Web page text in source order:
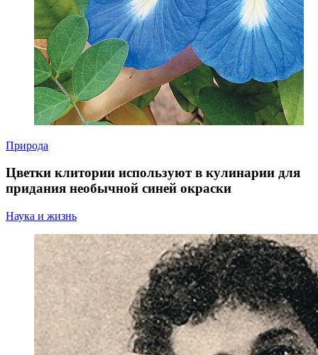
Природа
Цветки клитории используют в кулинарии для
придания необычной синей окраски
Наука и жизнь